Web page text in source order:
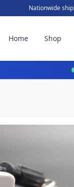
Nationwide
Home Shop